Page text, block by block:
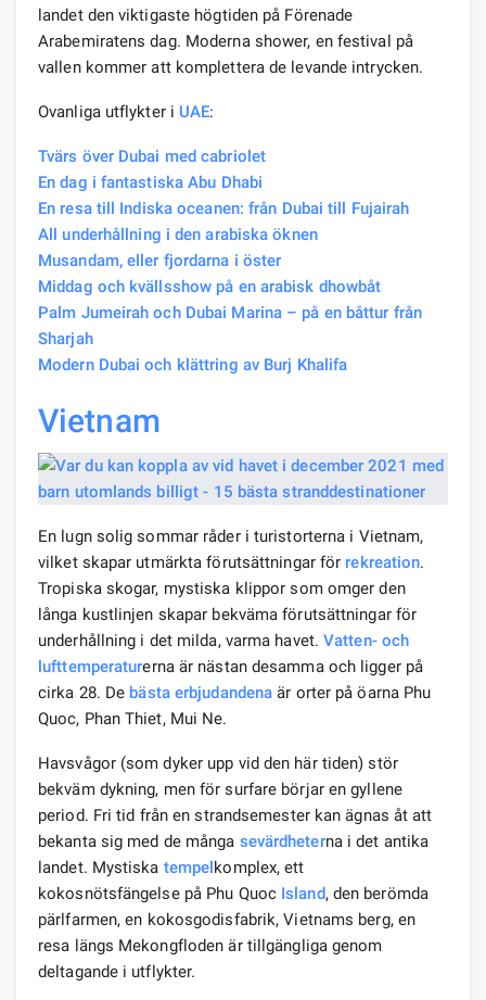
landet den viktigaste högtiden på Förenade
Arabemiratens dag. Moderna shower, en festival på
vallen kommer att komplettera de levande intrycken.
Ovanliga utflykter i UAE:
Tvärs över Dubai med cabriolet
En dag i fantastiska Abu Dhabi
En resa till Indiska oceanen: från Dubai till Fujairah
All underhållning i den arabiska öknen
Musandam, eller fjordarna i öster
Middag och kvällsshow på en arabisk dhowbåt
Palm Jumeirah och Dubai Marina – på en båttur från
Sharjah
Modern Dubai och klättring av Burj Khalifa
Vietnam
En lugn solig sommar råder i turistorterna i Vietnam,
vilket skapar utmärkta förutsättningar för rekreation.
Tropiska skogar, mystiska klippor som omger den
långa kustlinjen skapar bekväma förutsättningar för
underhållning i det milda, varma havet.Vatten- och
lufttemperaturerna är nästan desamma och ligger på
cirka 28. De bästa erbjudandena är orter på öarna Phu
Quoc, Phan Thiet, Mui Ne.
Havsvågor (som dyker upp vid den här tiden) stör
bekväm dykning, men för surfare börjar en gyllene
period. Fri tid från en strandsemester kan ägnas åt att
bekanta sig med de många sevärdheterna i det antika
landet. Mystiska tempelkomplex, ett
kokosnötsfängelse på Phu Quoc Island, den berömda
pärlfarmen, en kokosgodisfabrik, Vietnams berg, en
resa längs Mekongfloden är tillgängliga genom
deltagande i utflykter.